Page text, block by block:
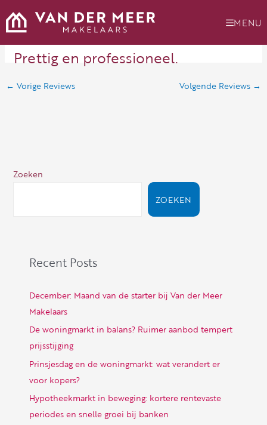
naar
de
MENU
Prettig en professioneel.
← Vorige Reviews Volgende Reviews →
Zoeken
ZOEKEN
Recent Posts
December: Maand van de starter bij Van der Meer
Makelaars
De woningmarkt in balans? Ruimer aanbod tempert
prijsstijging
Prinsjesdag en de woningmarkt: wat verandert er
voor kopers?
Hypotheekmarkt in beweging: kortere rentevaste
periodes en snelle groei bij banken